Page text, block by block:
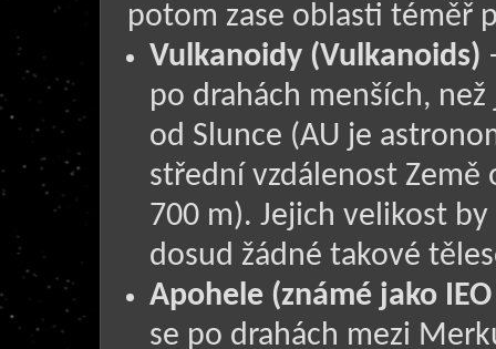
potom zase oblasti téměř
Vulkanoidy (Vulkanoids)
po drahách menších,
od Slunce (AU je
střední vzdálenost Země
700 m). Jejich velikost
dosud žádné takové
Apohele (známé jako
se po drahách mezi